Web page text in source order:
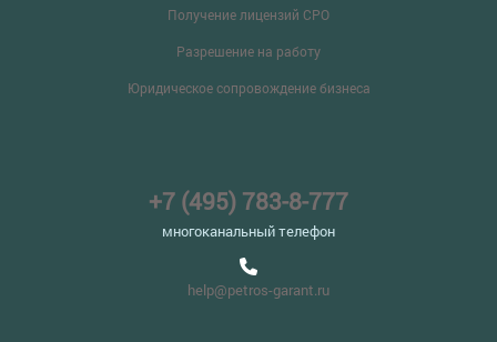
Получение лицензий СРО
Разрешение на работу
Юридическое сопровождение бизнеса
+7 (495) 783-8-777
многоканальный телефон
help@petros-garant.ru